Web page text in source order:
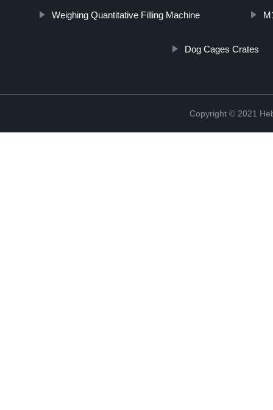
Weighing Quantitative Filling Machine
Dog Cages Crates
Copyright © 2021